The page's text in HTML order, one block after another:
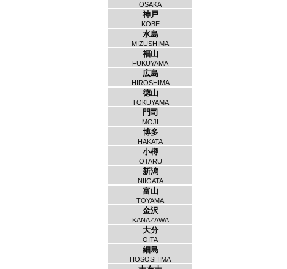
OSAKA
神戸
KOBE
水島
MIZUSHIMA
福山
FUKUYAMA
広島
HIROSHIMA
徳山
TOKUYAMA
門司
MOJI
博多
HAKATA
小樽
OTARU
新潟
NIIGATA
富山
TOYAMA
金沢
KANAZAWA
大分
OITA
細島
HOSOSHIMA